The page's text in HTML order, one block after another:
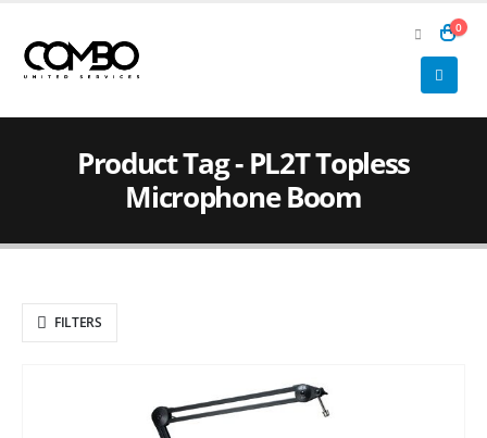
0
Product Tag - PL2T Topless
Microphone Boom
FILTERS